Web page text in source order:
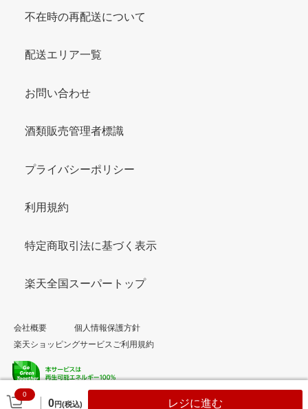
0
0円(税込) レジに進む
不在時の再配送について
配送エリア一覧
お問い合わせ
酒類販売管理者標識
プライバシーポリシー
利用規約
特定商取引法に基づく表示
楽天全国スーパートップ
会社概要
個人情報保護方針
楽天ショッピングサービスご利用規約
© Rakuten Group, Inc.